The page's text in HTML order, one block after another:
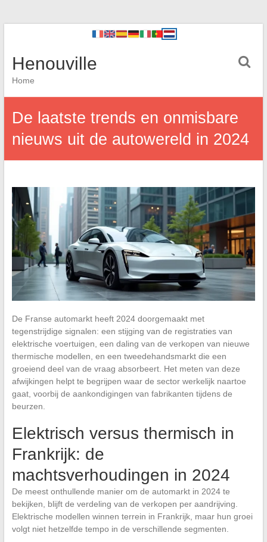
Henouville
Home
De laatste trends en onmisbare
nieuws uit de autowereld in 2024
De Franse automarkt heeft 2024 doorgemaakt met
tegenstrijdige signalen: een stijging van de registraties van
elektrische voertuigen, een daling van de verkopen van nieuwe
thermische modellen, en een tweedehandsmarkt die een
groeiend deel van de vraag absorbeert. Het meten van deze
afwijkingen helpt te begrijpen waar de sector werkelijk naartoe
gaat, voorbij de aankondigingen van fabrikanten tijdens de
beurzen.
Elektrisch versus thermisch in
Frankrijk: de
machtsverhoudingen in 2024
De meest onthullende manier om de automarkt in 2024 te
bekijken, blijft de verdeling van de verkopen per aandrijving.
Elektrische modellen winnen terrein in Frankrijk, maar hun groei
volgt niet hetzelfde tempo in de verschillende segmenten.